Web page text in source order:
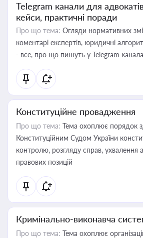
Telegram канали для
кейси, практичні поради
Про що тема: Огляди нормативних
коментарі експертів, юридичні
- все, про що пишуть у Telegram
Конституційне провадження
Про що тема: Тема охоплює порядок
Конституційним Судом України
контролю, розгляду справ, ухвалення
правових позицій
Кримінально-виконавча
Про що тема: Тема охоплює